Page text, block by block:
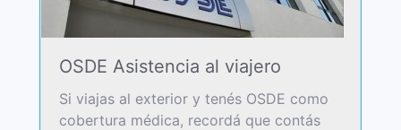
OSDE Asistencia al viajero
Si viajas al exterior y tenés OSDE como
cobertura médica, recordá que contás